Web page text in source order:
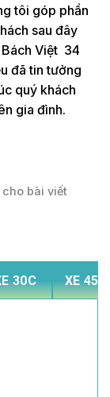
tôi góp phần
sau đây
Việt 34
đã tin tưởng
quý khách
gia đình.
bài viết
30C XE 45C